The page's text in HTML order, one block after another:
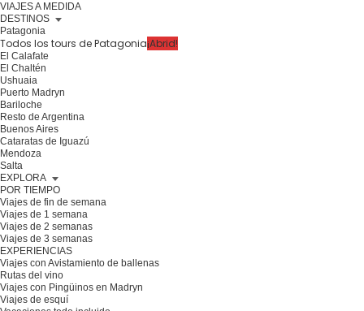
VIAJES A MEDIDA
DESTINOS
Patagonia
Todos los tours de Patagonia¡Abrid!
El Calafate
El Chaltén
Ushuaia
Puerto Madryn
Bariloche
Resto de Argentina
Buenos Aires
Cataratas de Iguazú
Mendoza
Salta
EXPLORA
POR TIEMPO
Viajes de fin de semana
Viajes de 1 semana
Viajes de 2 semanas
Viajes de 3 semanas
EXPERIENCIAS
Viajes con Avistamiento de ballenas
Rutas del vino
Viajes con Pingüinos en Madryn
Viajes de esquí